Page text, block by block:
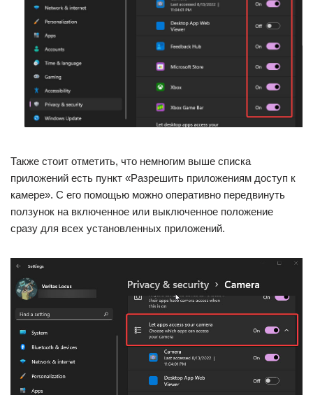
Также стоит отметить, что немногим выше списка
приложений есть пункт «Разрешить приложениям доступ к
камере». С его помощью можно оперативно передвинуть
ползунок на включенное или выключенное положение
сразу для всех установленных приложений.